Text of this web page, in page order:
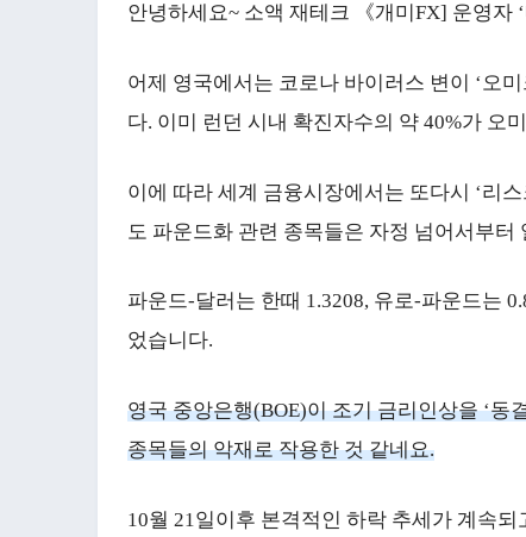
안녕하세요~ 소액 재테크 《개미FX] 운영자
어제 영국에서는 코로나 바이러스 변이 ‘오
다. 이미 런던 시내 확진자수의 약 40%가 오
이에 따라 세계 금융시장에서는 또다시 ‘리
도 파운드화 관련 종목들은 자정 넘어서부
파운드-달러는 한때 1.3208, 유로-파운드는
었습니다.
영국 중앙은행(BOE)이 조기 금리인상을 ‘동
종목들의 악재로 작용한 것 같네요.
10월 21일이후 본격적인 하락 추세가 계속